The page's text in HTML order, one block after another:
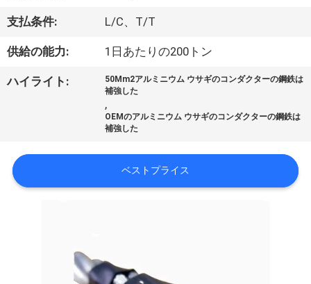
て
工
場
品
支払条件: L/C、T/T
供給の能力: 1日あたりの200トン
ハイライト:
50Mm2アルミニウム ウサギのコンダクターの鋼鉄は
補強した
,
OEMのアルミニウム ウサギのコンダクターの鋼鉄は
補強した
ベストプライス